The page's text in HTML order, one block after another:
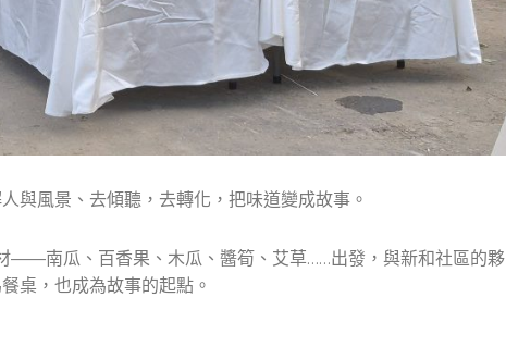
與風景、去傾聽，去轉化，把味道變成故事。
——南瓜、百香果、木瓜、醬筍、艾草……出發，與新和社區的夥
桌，也成為故事的起點。